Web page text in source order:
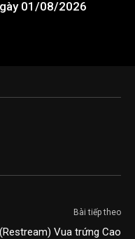
01/08/2026
Bài tiếp theo
(Restream) Vua trứng Cao